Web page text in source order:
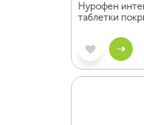
Нурофен
таблетки